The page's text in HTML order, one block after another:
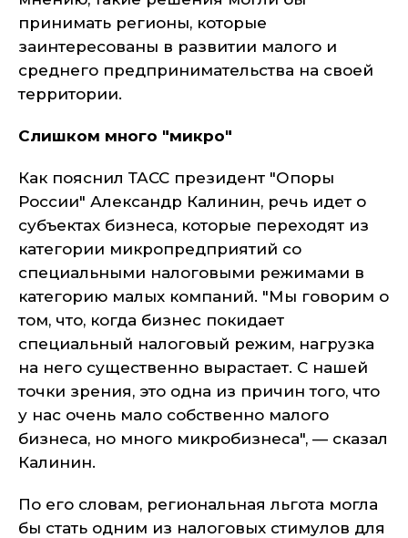
принимать регионы, которые
заинтересованы в развитии малого и
среднего предпринимательства на своей
территории.
Слишком много "микро"
Как пояснил ТАСС президент "Опоры
России" Александр Калинин, речь идет о
субъектах бизнеса, которые переходят из
категории микропредприятий со
специальными налоговыми режимами в
категорию малых компаний. "Мы говорим о
том, что, когда бизнес покидает
специальный налоговый режим, нагрузка
на него существенно вырастает. С нашей
точки зрения, это одна из причин того, что
у нас очень мало собственно малого
бизнеса, но много микробизнеса", — сказал
Калинин.
По его словам, региональная льгота могла
бы стать одним из налоговых стимулов для